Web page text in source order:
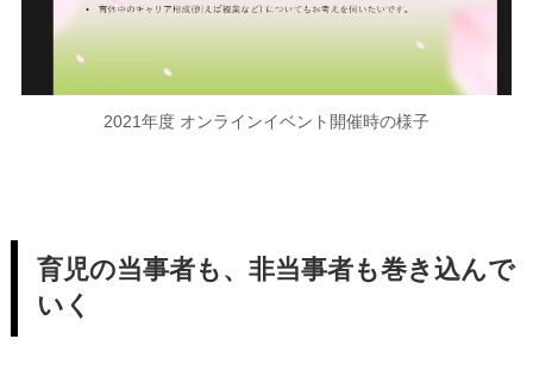
2021年度 オンラインイベント開催時の様子
育児の当事者も、非当事者も巻き込んで
いく